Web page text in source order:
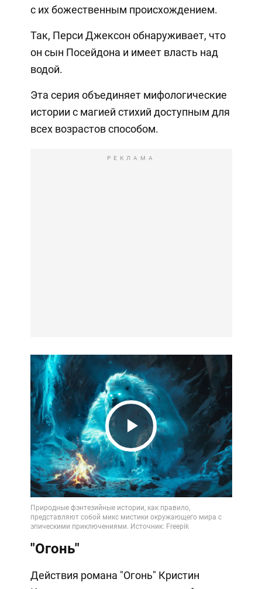
с их божественным происхождением.
Так, Перси Джексон обнаруживает, что
он сын Посейдона и имеет власть над
водой.
Эта серия объединяет мифологические
истории с магией стихий доступным для
всех возрастов способом.
РЕКЛАМА
Play
Video
"Огонь"
Действия романа "Огонь" Кристин